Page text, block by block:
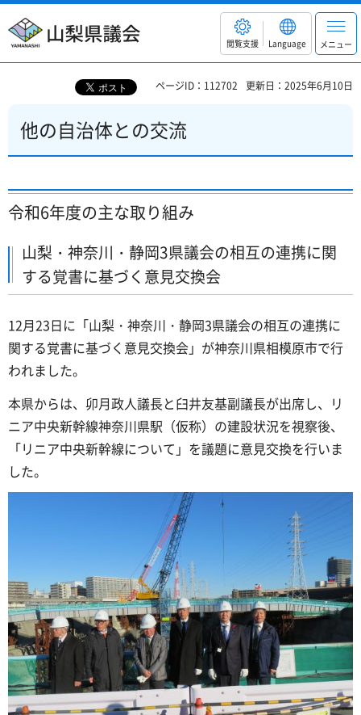
山梨県議会
閲覧支援 Language メニュー
ページID：112702 更新日：2025年6月10日
他の自治体との交流
令和6年度の主な取り組み
山梨・神奈川・静岡3県議会の相互の連携に関
する覚書に基づく意見交換会
12月23日に「山梨・神奈川・静岡3県議会の相互の連携に
関する覚書に基づく意見交換会」が神奈川県相模原市で行
われました。
本県からは、卯月政人議長と臼井友基副議長が出席し、リ
ニア中央新幹線神奈川県駅（仮称）の建設状況を視察後、
「リニア中央新幹線について」を議題に意見交換を行いま
した。